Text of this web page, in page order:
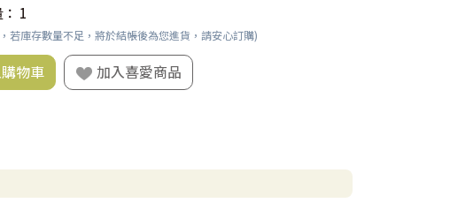
1
若庫存數量不足，將於結帳後為您進貨，請安心訂購)
物車 加入喜愛商品